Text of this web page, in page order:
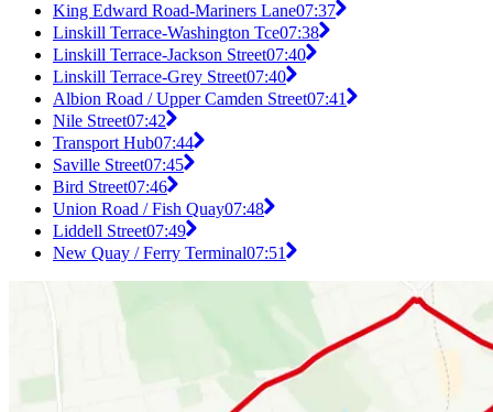
King Edward Road-Mariners Lane07:37
Linskill Terrace-Washington Tce07:38
Linskill Terrace-Jackson Street07:40
Linskill Terrace-Grey Street07:40
Albion Road / Upper Camden Street07:41
Nile Street07:42
Transport Hub07:44
Saville Street07:45
Bird Street07:46
Union Road / Fish Quay07:48
Liddell Street07:49
New Quay / Ferry Terminal07:51